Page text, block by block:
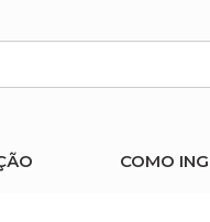
COMO